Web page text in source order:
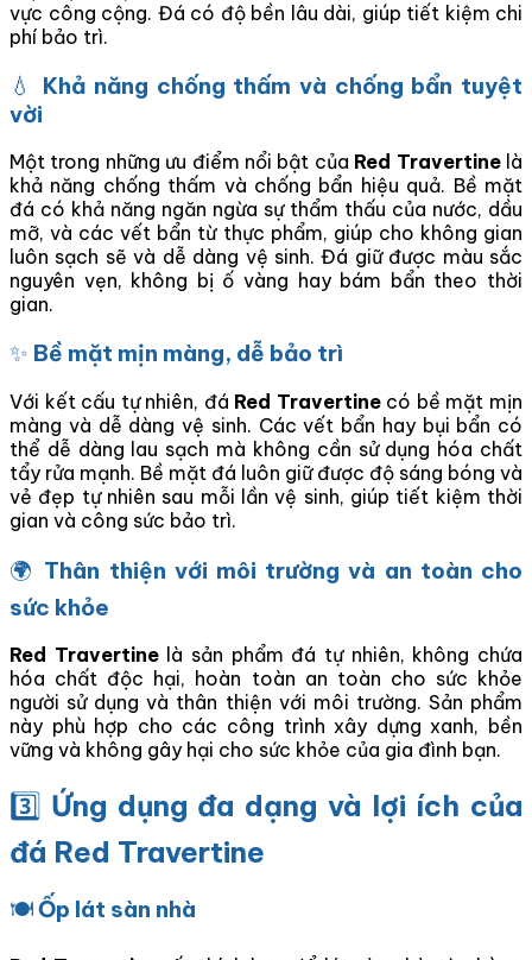
vực công cộng. Đá có độ bền lâu dài, giúp tiết kiệm chi
phí bảo trì.
💧 Khả năng chống thấm và chống bẩn tuyệt
vời
Một trong những ưu điểm nổi bật của Red Travertinelà
khả năng chống thấm và chống bẩn hiệu quả. Bề mặt
đá có khả năng ngăn ngừa sự thẩm thấu của nước, dầu
mỡ, và các vết bẩn từ thực phẩm, giúp cho không gian
luôn sạch sẽ và dễ dàng vệ sinh. Đá giữ được màu sắc
nguyên vẹn, không bị ố vàng hay bám bẩn theo thời
gian.
✨ Bề mặt mịn màng, dễ bảo trì
Với kết cấu tự nhiên, đá Red Travertinecó bề mặt mịn
màng và dễ dàng vệ sinh. Các vết bẩn hay bụi bẩn có
thể dễ dàng lau sạch mà không cần sử dụng hóa chất
tẩy rửa mạnh. Bề mặt đá luôn giữ được độ sáng bóng và
vẻ đẹp tự nhiên sau mỗi lần vệ sinh, giúp tiết kiệm thời
gian và công sức bảo trì.
🌍 Thân thiện với môi trường và an toàn cho
sức khỏe
Red Travertinelà sản phẩm đá tự nhiên, không chứa
hóa chất độc hại, hoàn toàn an toàn cho sức khỏe
người sử dụng và thân thiện với môi trường. Sản phẩm
này phù hợp cho các công trình xây dựng xanh, bền
vững và không gây hại cho sức khỏe của gia đình bạn.
3️⃣ Ứng dụng đa dạng và lợi ích của
đá Red Travertine
🍽️Ốp lát sàn nhà